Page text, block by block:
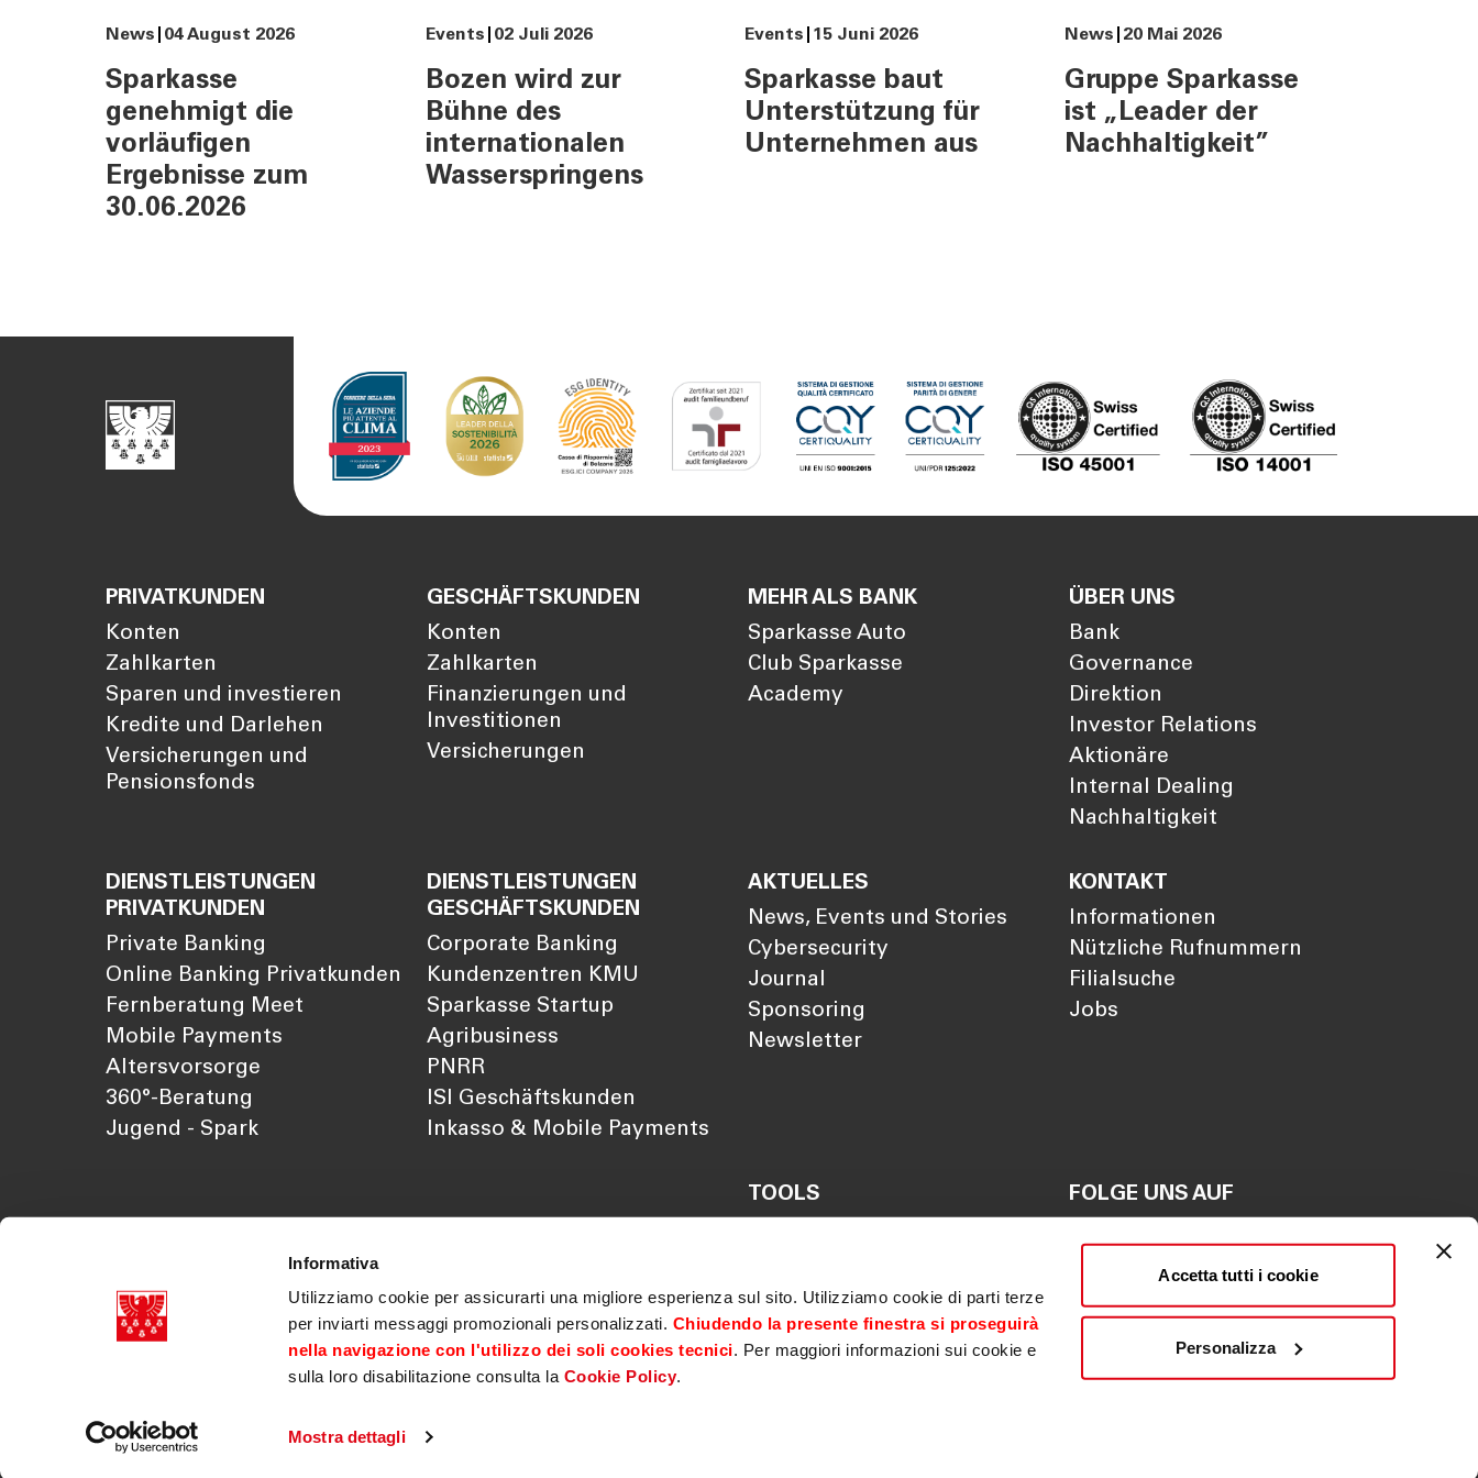
Informativa
Utilizziamo cookie per assicurarti una migliore esperienza sul sito. Utilizziamo cookie di parti terze
per inviarti messaggi promozionali personalizzati. Chiudendo la presente finestra si proseguirà
nella navigazione con l'utilizzo dei soli cookies tecnici. Per maggiori informazioni sui cookie e
sulla loro disabilitazione consulta la Cookie Policy.
Mostra dettagli
Accetta tutti i cookie
Personalizza
Mo-Fr: 08:00-22:00
: 08:00-14:00
Eine nachhaltige Welt
entsteht durch bewusste
Entscheidungen.
News 04 August 2026
Sparkasse
genehmigt die
vorläufigen
Ergebnisse zum
30.06.2026
Events 02 Juli 2026
Bozen wird zur
Bühne des
internationalen
Wasserspringens
Events 15 Juni 2026
Sparkasse baut
Unterstützung für
Unternehmen aus
News 20 Mai 2026
Gruppe Sparkasse
ist „Leader der
Nachhaltigkeit”
PRIVATKUNDEN
Konten
Zahlkarten
Sparen und investieren
Kredite und Darlehen
Versicherungen und
Pensionsfonds
DIENSTLEISTUNGEN
PRIVATKUNDEN
Private Banking
Online Banking Privatkunden
Fernberatung Meet
Mobile Payments
Altersvorsorge
360°-Beratung
Jugend - Spark
GESCHÄFTSKUNDEN
Konten
Zahlkarten
Finanzierungen und
Investitionen
Versicherungen
DIENSTLEISTUNGEN
GESCHÄFTSKUNDEN
Corporate Banking
Kundenzentren KMU
Sparkasse Startup
Agribusiness
PNRR
ISI Geschäftskunden
Inkasso & Mobile Payments
MEHR ALS BANK
Sparkasse Auto
Club Sparkasse
Academy
AKTUELLES
News, Events und Stories
Cybersecurity
Journal
Sponsoring
Newsletter
TOOLS
Vorsorgelücke berechnen
ÜBER UNS
Bank
Governance
Direktion
Investor Relations
Aktionäre
Internal Dealing
Nachhaltigkeit
KONTAKT
Informationen
Nützliche Rufnummern
Filialsuche
Jobs
FOLGE UNS AUF
Südtiroler Sparkasse AG Mwst. Nr. 03179070218
|
PSD2 | Gesetzliche Neuerungen | Erklärung zur Barrierefreiheit